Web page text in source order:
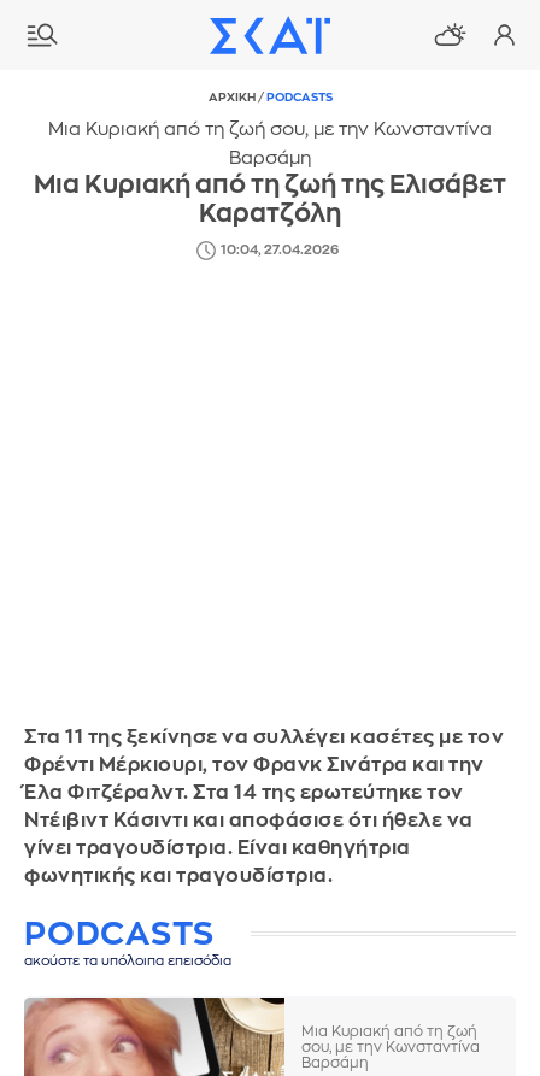
ΑΡΧΙΚΗ / PODCASTS
Μια Κυριακή από τη ζωή σου, με την Κωνσταντίνα
Βαρσάμη
Μια Κυριακή από τη ζωή της Ελισάβετ
Καρατζόλη
10:04, 27.04.2026
Στα 11 της ξεκίνησε να συλλέγει κασέτες με τον
Φρέντι Μέρκιουρι, τον Φρανκ Σινάτρα και την
Έλα Φιτζέραλντ. Στα 14 της ερωτεύτηκε τον
Ντέιβιντ Κάσιντι και αποφάσισε ότι ήθελε να
γίνει τραγουδίστρια. Είναι καθηγήτρια
φωνητικής και τραγουδίστρια.
PODCASTS
ακούστε τα υπόλοιπα επεισόδια
Μια Κυριακή από τη ζωή
σου, με την Κωνσταντίνα
Βαρσάμη